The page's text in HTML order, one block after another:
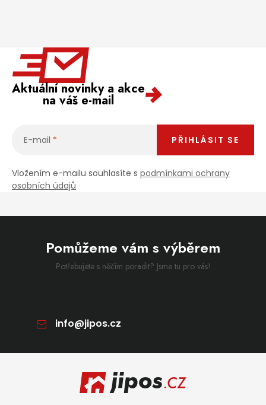
Aktuální novinky a akce
na váš e-mail
E-mail
Vložením e-mailu souhlasíte s podmínkami ochrany
osobních údajů
PŘIHLÁSIT SE
Pomůžeme vám s výběrem
Potřebujete s něčím poradit? Jsme tu pro vás!
info@jipos.cz